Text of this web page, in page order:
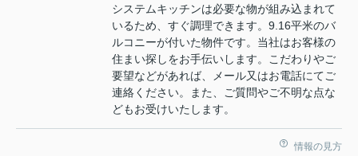
システムキッチンは必要な物が組み込まれて
いるため、すぐ調理できます。9.16平米のバ
ルコニーが付いた物件です。当社はお客様の
住まい探しをお手伝いします。こだわりやご
要望などがあれば、メール又はお電話にてご
連絡ください。また、ご質問やご不明な点な
どもお受けいたします。
情報の見方